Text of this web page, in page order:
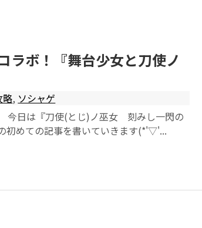
ラボ！『舞台少女と刀使ノ
略, ソシャゲ
今日は『刀使(とじ)ノ巫女 刻みし一閃の
初めての記事を書いていきます(*'▽'...